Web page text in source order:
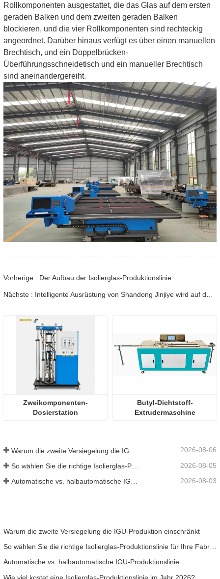
Rollkomponenten ausgestattet, die das Glas auf dem ersten
geraden Balken und dem zweiten geraden Balken
blockieren, und die vier Rollkomponenten sind rechteckig
angeordnet. Darüber hinaus verfügt es über einen manuellen
Brechtisch, und ein Doppelbrücken-
Überführungsschneidetisch und ein manueller Brechtisch
sind aneinandergereiht.
Vorherige : Der Aufbau der Isolierglas-Produktionslinie
Nächste : Intelligente Ausrüstung von Shandong Jinjiye wird auf der 34. Internationalen Glasindustrie-Ausstellung in China vorgestellt
Zweikomponenten-
Dosierstation
Butyl-Dichtstoff-
Extrudermaschine
2026-08-06
2026-08-05
Automatische vs. halbautomatische IGU-Produktionslinie 2026-08-03
Warum die zweite Versiegelung die IGU-Produktion einschränkt
Automatische vs. halbautomatische IGU-Produktionslinie
Wie viel kostet eine Isolierglas-Produktionslinie im Jahr 2026?